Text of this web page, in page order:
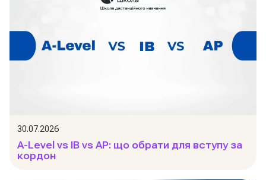
30.07.2026
A-Level vs IB vs AP: що обрати для вступу за
кордон